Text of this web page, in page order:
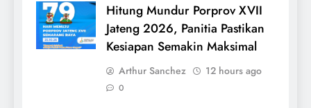
Hitung Mundur Porprov XVII
Jateng 2026, Panitia Pastikan
Kesiapan Semakin Maksimal
Arthur Sanchez 12 hours ago
0